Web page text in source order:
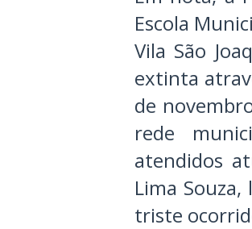
Escola
Vila São
extinta
de
rede
atendidos
Lima
triste